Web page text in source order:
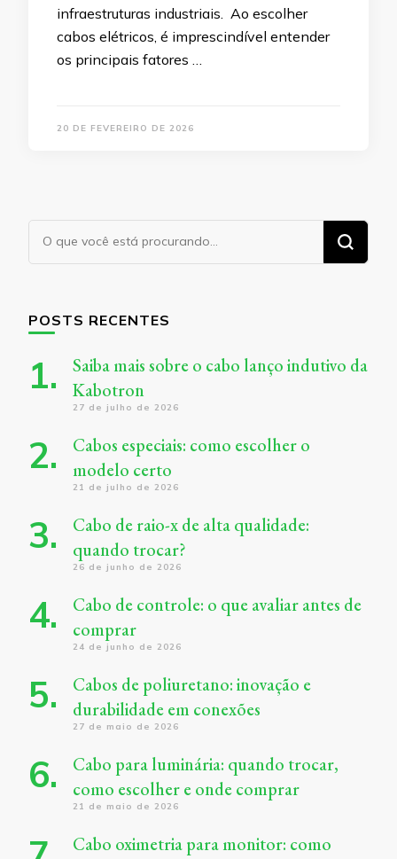
infraestruturas industriais. Ao escolher
cabos elétricos, é imprescindível entender
os principais fatores …
20 DE FEVEREIRO DE 2026
Procurando
algo?
POSTS RECENTES
Saiba mais sobre o cabo lanço indutivo da
Kabotron
27 de julho de 2026
Cabos especiais: como escolher o
modelo certo
21 de julho de 2026
Cabo de raio-x de alta qualidade:
quando trocar?
26 de junho de 2026
Cabo de controle: o que avaliar antes de
comprar
24 de junho de 2026
Cabos de poliuretano: inovação e
durabilidade em conexões
27 de maio de 2026
Cabo para luminária: quando trocar,
como escolher e onde comprar
21 de maio de 2026
Cabo oximetria para monitor: como